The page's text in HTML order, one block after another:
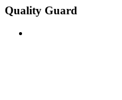
Quality Guard